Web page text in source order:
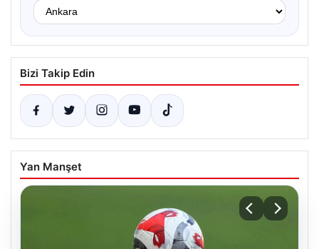
Bizi Takip Edin
Yan Manşet